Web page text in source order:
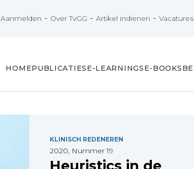
Aanmelden - Over TvGG -Artikel indienen -Vacatures
HOMEPUBLICATIESE-LEARNINGSE-BOOKS
KLINISCH REDENEREN
2020, Nummer 19